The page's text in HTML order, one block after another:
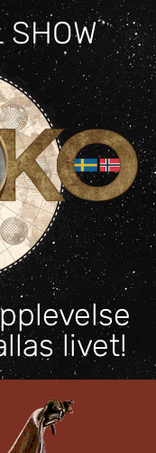
SHOW
livet!